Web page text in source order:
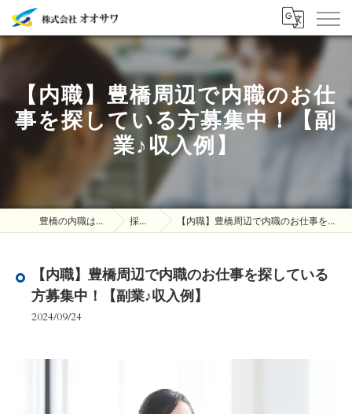
【内職】豊橋周辺で内職のお仕
事を探している方募集中！【副
業♪収入例】
豊橋の内職は株式会社オオサワ 採用ブログ 【内職】豊橋周辺で内職のお仕事を探している方募集中！【副業♪収入例】
【内職】豊橋周辺で内職のお仕事を探している
方募集中！【副業♪収入例】
2024/09/24